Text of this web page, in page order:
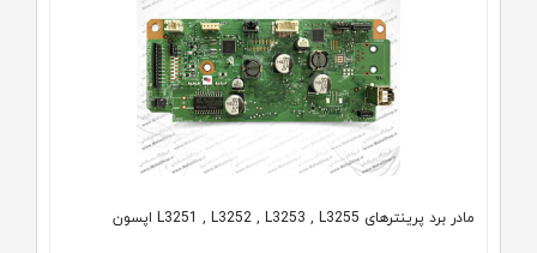
مادر برد پرینترهای L3251 , L3252 , L3253 , L3255 اپسون